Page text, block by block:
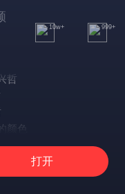
10w+ 999+
哲
颜色
如何
笑容
打开